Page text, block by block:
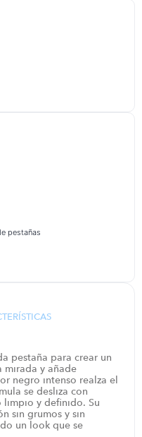
pestañas
pestaña para crear un
mirada y añade
negro intenso realza el
se desliza con
y definido. Su
sin grumos y sin
un look que se